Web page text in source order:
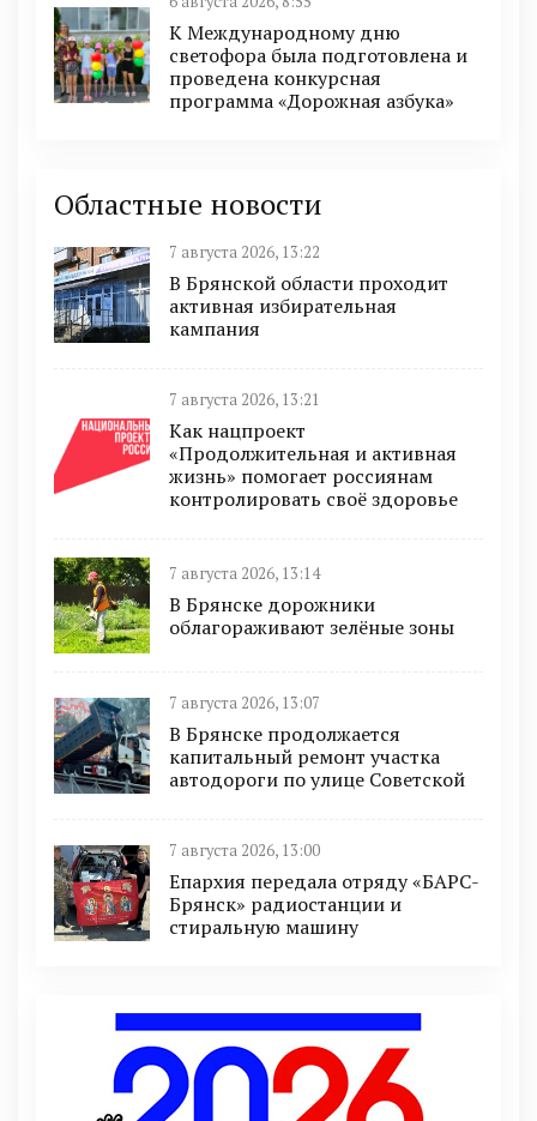
К Международному дню
светофора была подготовлена и
проведена конкурсная
программа «Дорожная азбука»
Областные новости
7 августа 2026, 13:22
В Брянской области проходит
активная избирательная
кампания
7 августа 2026, 13:21
Как нацпроект
«Продолжительная и активная
жизнь» помогает россиянам
контролировать своё здоровье
7 августа 2026, 13:14
В Брянске дорожники
облагораживают зелёные зоны
7 августа 2026, 13:07
В Брянске продолжается
капитальный ремонт участка
автодороги по улице Советской
7 августа 2026, 13:00
Епархия передала отряду «БАРС-
Брянск» радиостанции и
стиральную машину